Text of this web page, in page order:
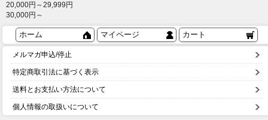
20,000円～29,999円
30,000円～
ホーム マイページ カート
メルマガ申込/停止
特定商取引法に基づく表示
送料とお支払い方法について
個人情報の取扱いについて